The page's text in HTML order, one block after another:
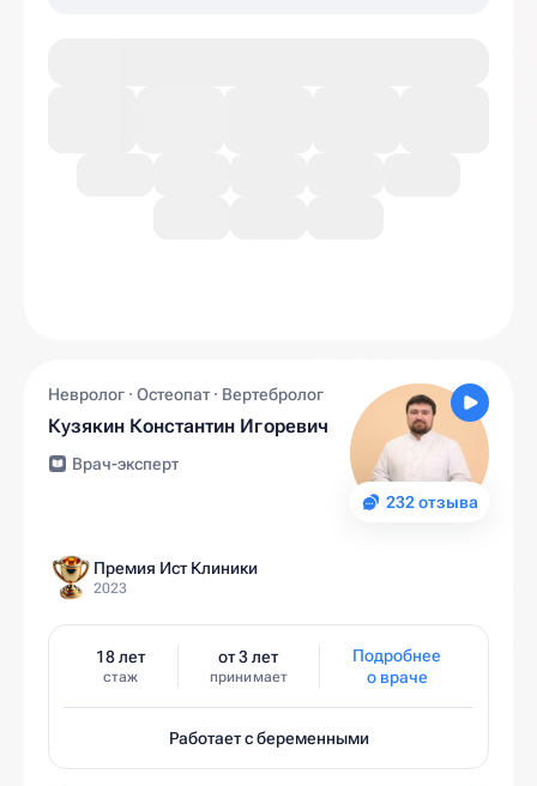
232 отзыва
Невролог · Остеопат · Вертебролог
Кузякин Константин Игоревич
Врач-эксперт
Премия Ист Клиники
2023
18 лет
стаж
от 3 лет
принимает
Подробнее
о враче
Работает с беременными